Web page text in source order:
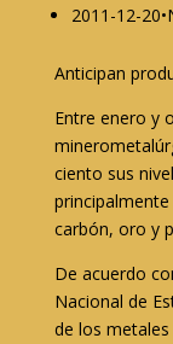
2011-12-
Anticipan
Entre enero y
ciento sus
carbón, oro y
De acuerdo
Nacional de
de los